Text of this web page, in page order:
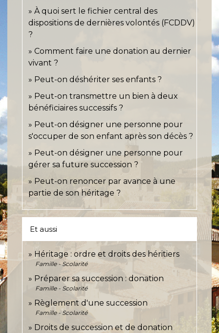
À quoi sert le fichier central des
dispositions de dernières volontés (FCDDV)
?
Comment faire une donation au dernier
vivant ?
Peut-on déshériter ses enfants ?
Peut-on transmettre un bien à deux
bénéficiaires successifs ?
Peut-on désigner une personne pour
s'occuper de son enfant après son décès ?
Peut-on désigner une personne pour
gérer sa future succession ?
Peut-on renoncer par avance à une
partie de son héritage ?
Et aussi
Héritage : ordre et droits des héritiers
Famille - Scolarité
Préparer sa succession : donation
Famille - Scolarité
Règlement d'une succession
Famille - Scolarité
Droits de succession et de donation